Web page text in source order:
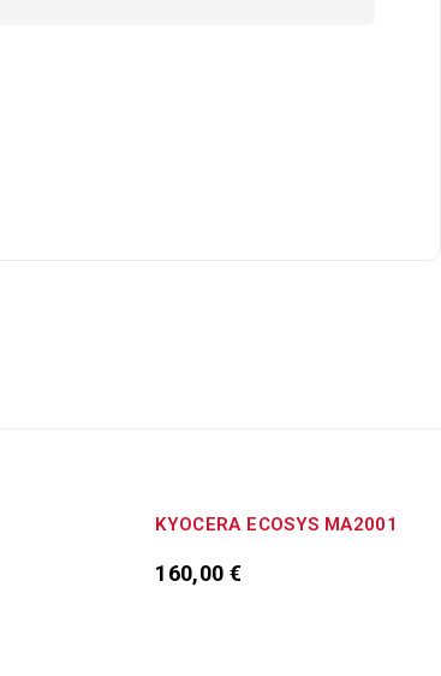
KYOCERA ECOSYS MA2001
160,00 €